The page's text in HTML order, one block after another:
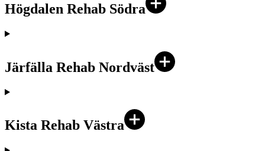
Högdalen Rehab Södra
Järfälla Rehab Nordväst
Kista Rehab Västra